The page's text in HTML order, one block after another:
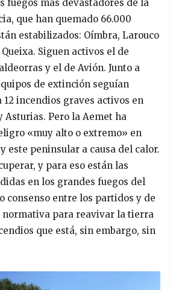
fuegos más devastadores de la
que han quemado 66.000
estabilizados: Oímbra, Larouco
Siguen activos el de
y el de Avión. Junto a
de extinción seguían
incendios graves activos en
Asturias. Pero la Aemet ha
«muy alto o extremo» en
este peninsular a causa del calor.
y para eso están las
en los grandes fuegos del
consenso entre los partidos y de
normativa para reavivar la tierra
que está, sin embargo, sin